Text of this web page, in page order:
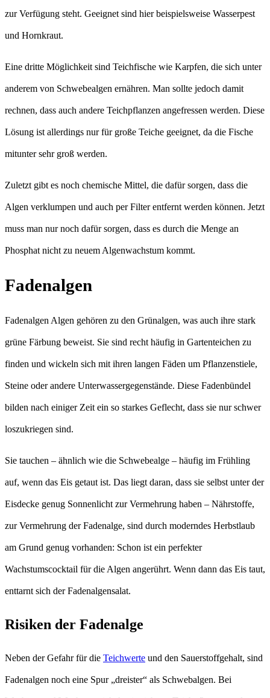
zur Verfügung steht. Geeignet sind hier beispielsweise Wasserpest
und Hornkraut.
Eine dritte Möglichkeit sind Teichfische wie Karpfen, die sich unter
anderem von Schwebealgen ernähren. Man sollte jedoch damit
rechnen, dass auch andere Teichpflanzen angefressen werden. Diese
Lösung ist allerdings nur für große Teiche geeignet, da die Fische
mitunter sehr groß werden.
Zuletzt gibt es noch chemische Mittel, die dafür sorgen, dass die
Algen verklumpen und auch per Filter entfernt werden können. Jetzt
muss man nur noch dafür sorgen, dass es durch die Menge an
Phosphat nicht zu neuem Algenwachstum kommt.
Fadenalgen
Fadenalgen Algen gehören zu den Grünalgen, was auch ihre stark
grüne Färbung beweist. Sie sind recht häufig in Gartenteichen zu
finden und wickeln sich mit ihren langen Fäden um Pflanzenstiele,
Steine oder andere Unterwassergegenstände. Diese Fadenbündel
bilden nach einiger Zeit ein so starkes Geflecht, dass sie nur schwer
loszukriegen sind.
Sie tauchen – ähnlich wie die Schwebealge – häufig im Frühling
auf, wenn das Eis getaut ist. Das liegt daran, dass sie selbst unter der
Eisdecke genug Sonnenlicht zur Vermehrung haben – Nährstoffe,
zur Vermehrung der Fadenalge, sind durch moderndes Herbstlaub
am Grund genug vorhanden: Schon ist ein perfekter
Wachstumscocktail für die Algen angerührt. Wenn dann das Eis taut,
enttarnt sich der Fadenalgensalat.
Risiken der Fadenalge
Neben der Gefahr für die Teichwerte und den Sauerstoffgehalt, sind
Fadenalgen noch eine Spur „dreister“ als Schwebalgen. Bei